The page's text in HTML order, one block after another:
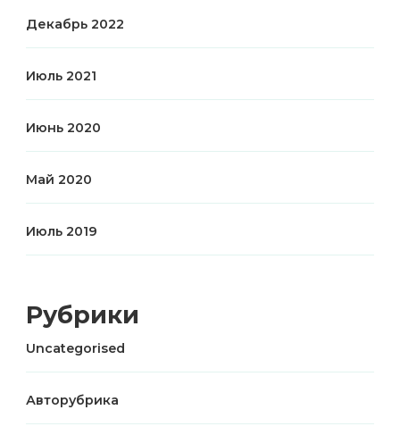
Декабрь 2022
Июль 2021
Июнь 2020
Май 2020
Июль 2019
Рубрики
Uncategorised
Авторубрика